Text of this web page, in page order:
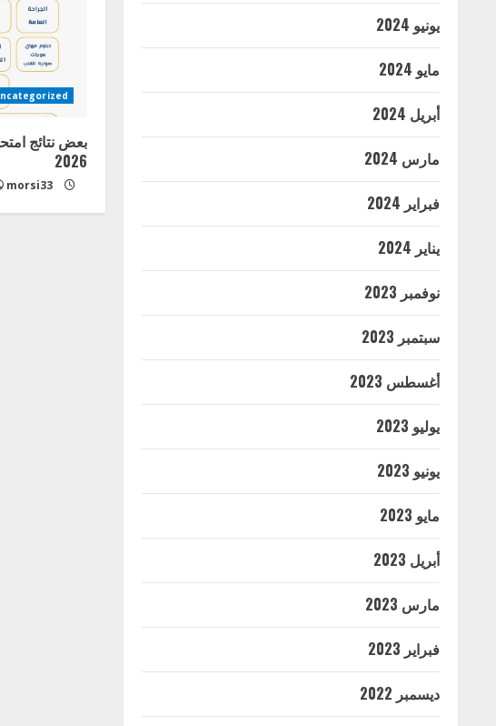
R
e
بعض نتائج
2026
morsi33
يونيو 2024
مايو 2024
أبريل 2024
مارس 2024
فبراير 2024
يناير 2024
نوفمبر 2023
سبتمبر 2023
أغسطس 2023
يوليو 2023
يونيو 2023
مايو 2023
أبريل 2023
مارس 2023
فبراير 2023
ديسمبر 2022